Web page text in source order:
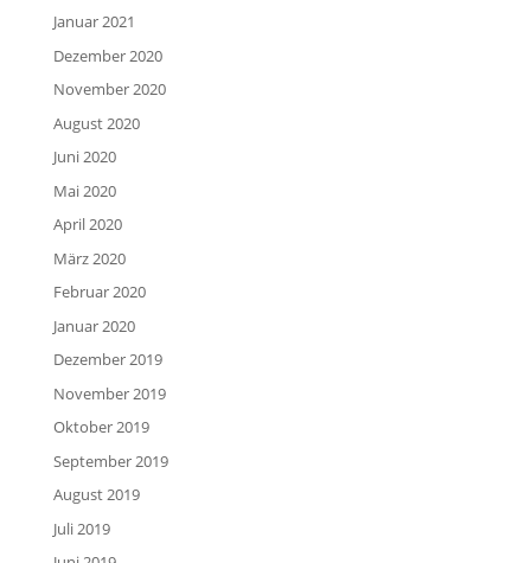
Januar 2021
Dezember 2020
November 2020
August 2020
Juni 2020
Mai 2020
April 2020
März 2020
Februar 2020
Januar 2020
Dezember 2019
November 2019
Oktober 2019
September 2019
August 2019
Juli 2019